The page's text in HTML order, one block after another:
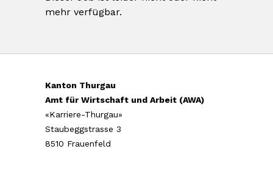
mehr verfügbar.
Kanton Thurgau
Amt für Wirtschaft und Arbeit (AWA)
«Karriere-Thurgau»
Staubeggstrasse 3
8510 Frauenfeld